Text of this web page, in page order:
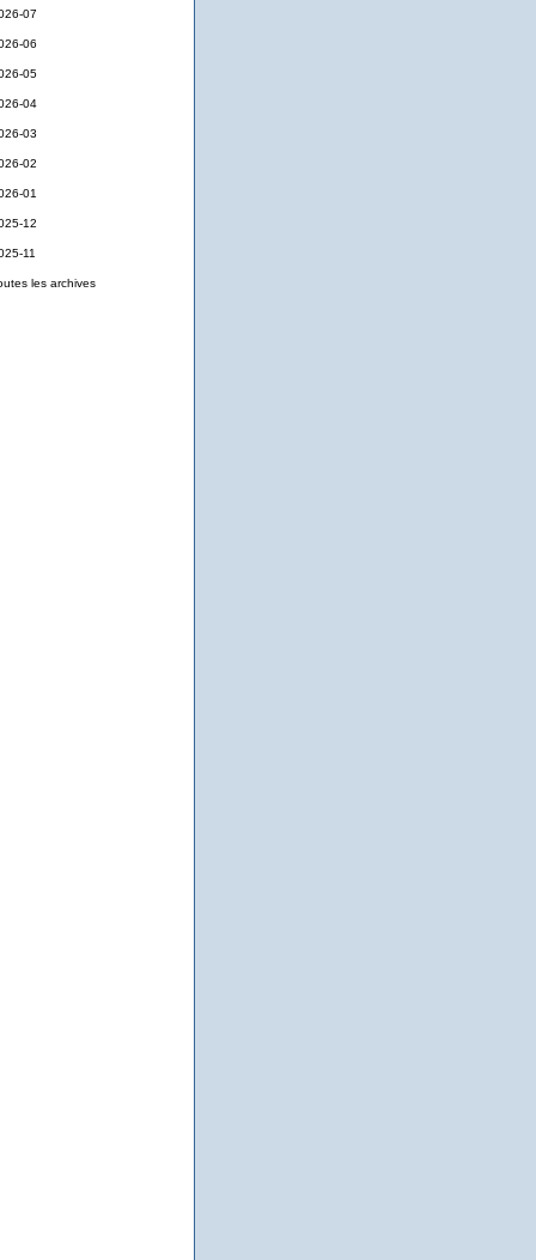
07
06
05
04
03
02
01
12
11
les archives